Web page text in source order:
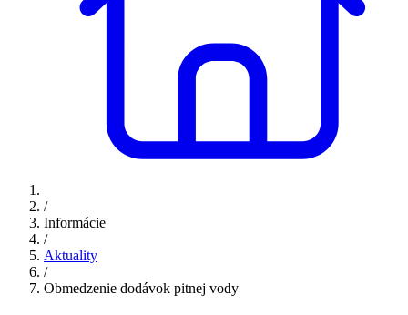
/
Informácie
/
Aktuality
/
Obmedzenie dodávok pitnej vody